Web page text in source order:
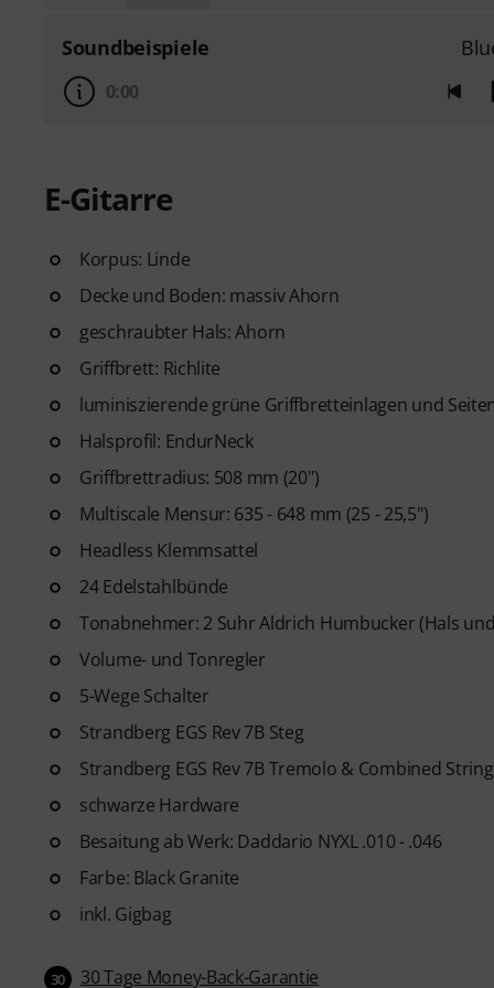
Soundbeispiele
0:00
E-Gitarre
Korpus: Linde
Decke und Boden: massiv Ahorn
geschraubter Hals: Ahorn
Griffbrett: Richlite
luminiszierende grüne Griffbretteinlagen und
Halsprofil: EndurNeck
Griffbrettradius: 508 mm (20")
Multiscale Mensur: 635 - 648 mm (25 - 25,5")
Headless Klemmsattel
24 Edelstahlbünde
Tonabnehmer: 2 Suhr Aldrich Humbucker (Hals
Volume- und Tonregler
5-Wege Schalter
Strandberg EGS Rev 7B Steg
Strandberg EGS Rev 7B Tremolo & Combined
schwarze Hardware
Besaitung ab Werk: Daddario NYXL .010 - .046
Farbe: Black Granite
inkl. Gigbag
30 30 Tage Money-Back-Garantie